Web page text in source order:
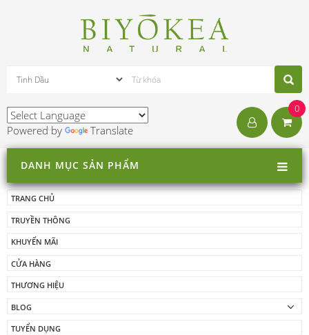
Powered by Translate
0
DANH MỤC SẢN PHẨM
TRANG CHỦ
TRUYỀN THÔNG
KHUYẾN MÃI
CỬA HÀNG
THƯƠNG HIỆU
BLOG
TUYỂN DỤNG